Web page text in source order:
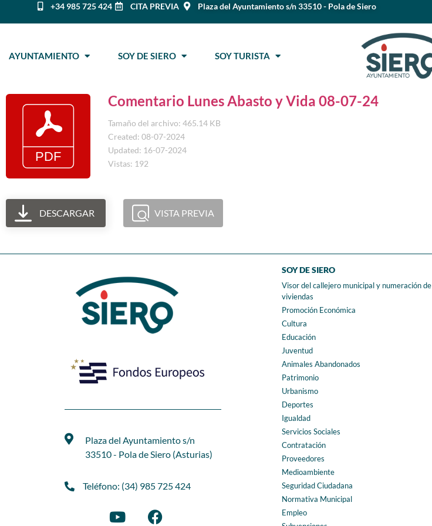
+34 985 725 424 CITA PREVIA Plaza del Ayuntamiento s/n 33510 - Pola de Siero
AYUNTAMIENTO SOY DE SIERO SOY TURISTA
Comentario Lunes Abasto y Vida 08-07-24
Tamaño del archivo: 465.14 KB
Created: 08-07-2024
Updated: 16-07-2024
Vistas: 192
DESCARGAR VISTA PREVIA
Plaza del Ayuntamiento s/n
33510 - Pola de Siero (Asturias)
Teléfono: (34) 985 725 424
SOY DE SIERO
Visor del callejero municipal y numeración de
viviendas
Promoción Económica
Cultura
Educación
Juventud
Animales Abandonados
Patrimonio
Urbanismo
Deportes
Igualdad
Servicios Sociales
Contratación
Proveedores
Medioambiente
Seguridad Ciudadana
Normativa Municipal
Empleo